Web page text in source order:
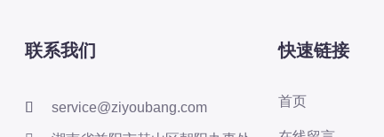
联系我们
service@ziyoubang.com
快速链接
首页